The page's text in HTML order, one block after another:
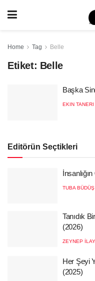
Home Tag Belle
Etiket: Belle
Başka
EKIN TANERI
Editörün Seçtikleri
TUBA BÜDÜŞ
Tanıdık
(2026)
ZEYNEP
Her Şeyi
(2025)